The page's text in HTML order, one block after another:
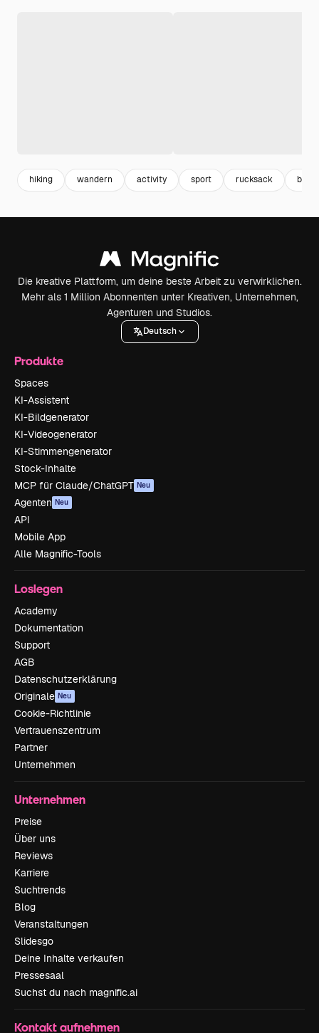
hiking wandern activity sport rucksack
Die kreative Plattform, um deine beste Arbeit zu verwirklichen.
Mehr als 1 Million Abonnenten unter Kreativen, Unternehmen,
Agenturen und Studios.
Deutsch
Produkte
Spaces
KI-Assistent
KI-Bildgenerator
KI-Videogenerator
KI-Stimmengenerator
Stock-Inhalte
MCP für Claude/ChatGPT Neu
Agenten Neu
API
Mobile App
Alle Magnific-Tools
Loslegen
Academy
Dokumentation
Support
AGB
Datenschutzerklärung
Originale Neu
Cookie-Richtlinie
Vertrauenszentrum
Partner
Unternehmen
Unternehmen
Preise
Über uns
Reviews
Karriere
Suchtrends
Blog
Veranstaltungen
Slidesgo
Deine Inhalte verkaufen
Pressesaal
Suchst du nach magnific.ai
Kontakt aufnehmen